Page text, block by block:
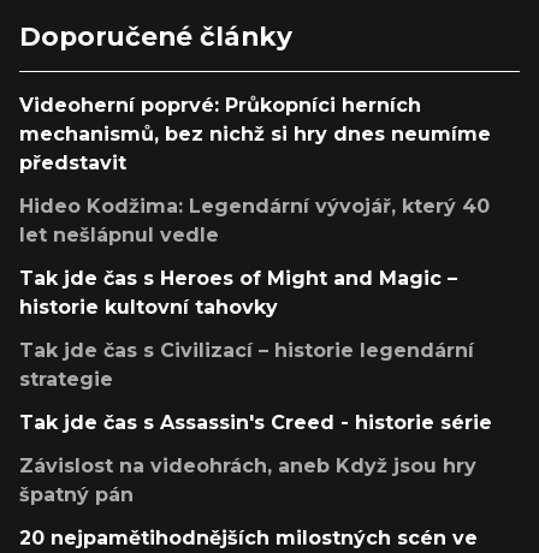
Doporučené články
Videoherní poprvé: Průkopníci herních
mechanismů, bez nichž si hry dnes neumíme
představit
Hideo Kodžima: Legendární vývojář, který 40
let nešlápnul vedle
Tak jde čas s Heroes of Might and Magic –
historie kultovní tahovky
Tak jde čas s Civilizací – historie legendární
strategie
Tak jde čas s Assassin's Creed - historie série
Závislost na videohrách, aneb Když jsou hry
špatný pán
20 nejpamětihodnějších milostných scén ve